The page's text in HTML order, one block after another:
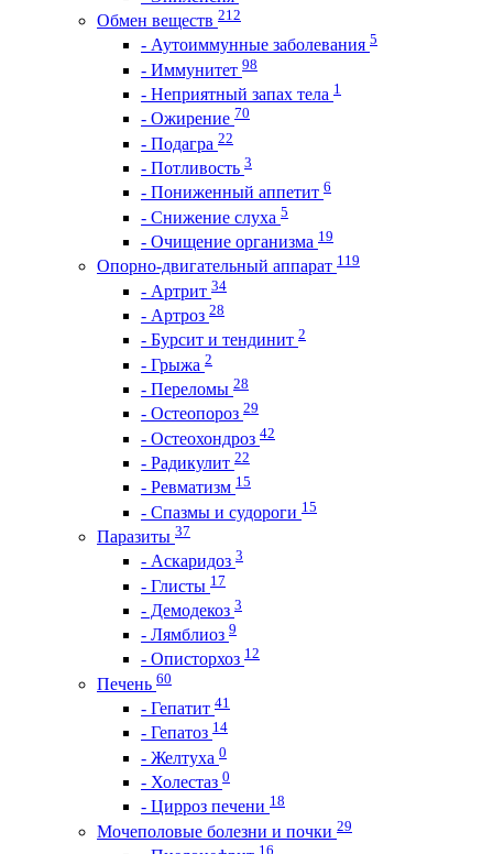
Обмен веществ 212
- Аутоиммунные заболевания 5
- Иммунитет 98
- Неприятный запах тела 1
- Ожирение 70
- Подагра 22
- Потливость 3
- Пониженный аппетит 6
- Снижение слуха 5
- Очищение организма 19
Опорно-двигательный аппарат 119
- Артрит 34
- Артроз 28
- Бурсит и тендинит 2
- Грыжа 2
- Переломы 28
- Остеопороз 29
- Остеохондроз 42
- Радикулит 22
- Ревматизм 15
- Спазмы и судороги 15
Паразиты 37
- Аскаридоз 3
- Глисты 17
- Демодекоз 3
- Лямблиоз 9
- Описторхоз 12
Печень 60
- Гепатит 41
- Гепатоз 14
- Желтуха 0
- Холестаз 0
- Цирроз печени 18
Мочеполовые болезни и почки 29
16